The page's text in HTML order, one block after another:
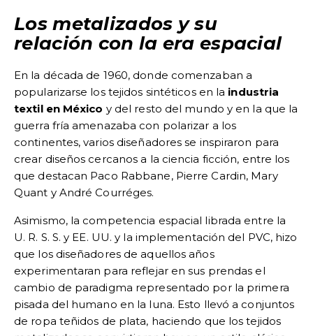
Los metalizados y su
relación con la era espacial
En la década de 1960, donde comenzaban a
popularizarse los tejidos sintéticos en la industria
textil en México y del resto del mundo y en la que la
guerra fría amenazaba con polarizar a los
continentes, varios diseñadores se inspiraron para
crear diseños cercanos a la ciencia ficción, entre los
que destacan Paco Rabbane, Pierre Cardin, Mary
Quant y André Courréges.
Asimismo, la competencia espacial librada entre la
U. R. S. S. y EE. UU. y la implementación del PVC, hizo
que los diseñadores de aquellos años
experimentaran para reflejar en sus prendas el
cambio de paradigma representado por la primera
pisada del humano en la luna. Esto llevó a conjuntos
de ropa teñidos de plata, haciendo que los tejidos